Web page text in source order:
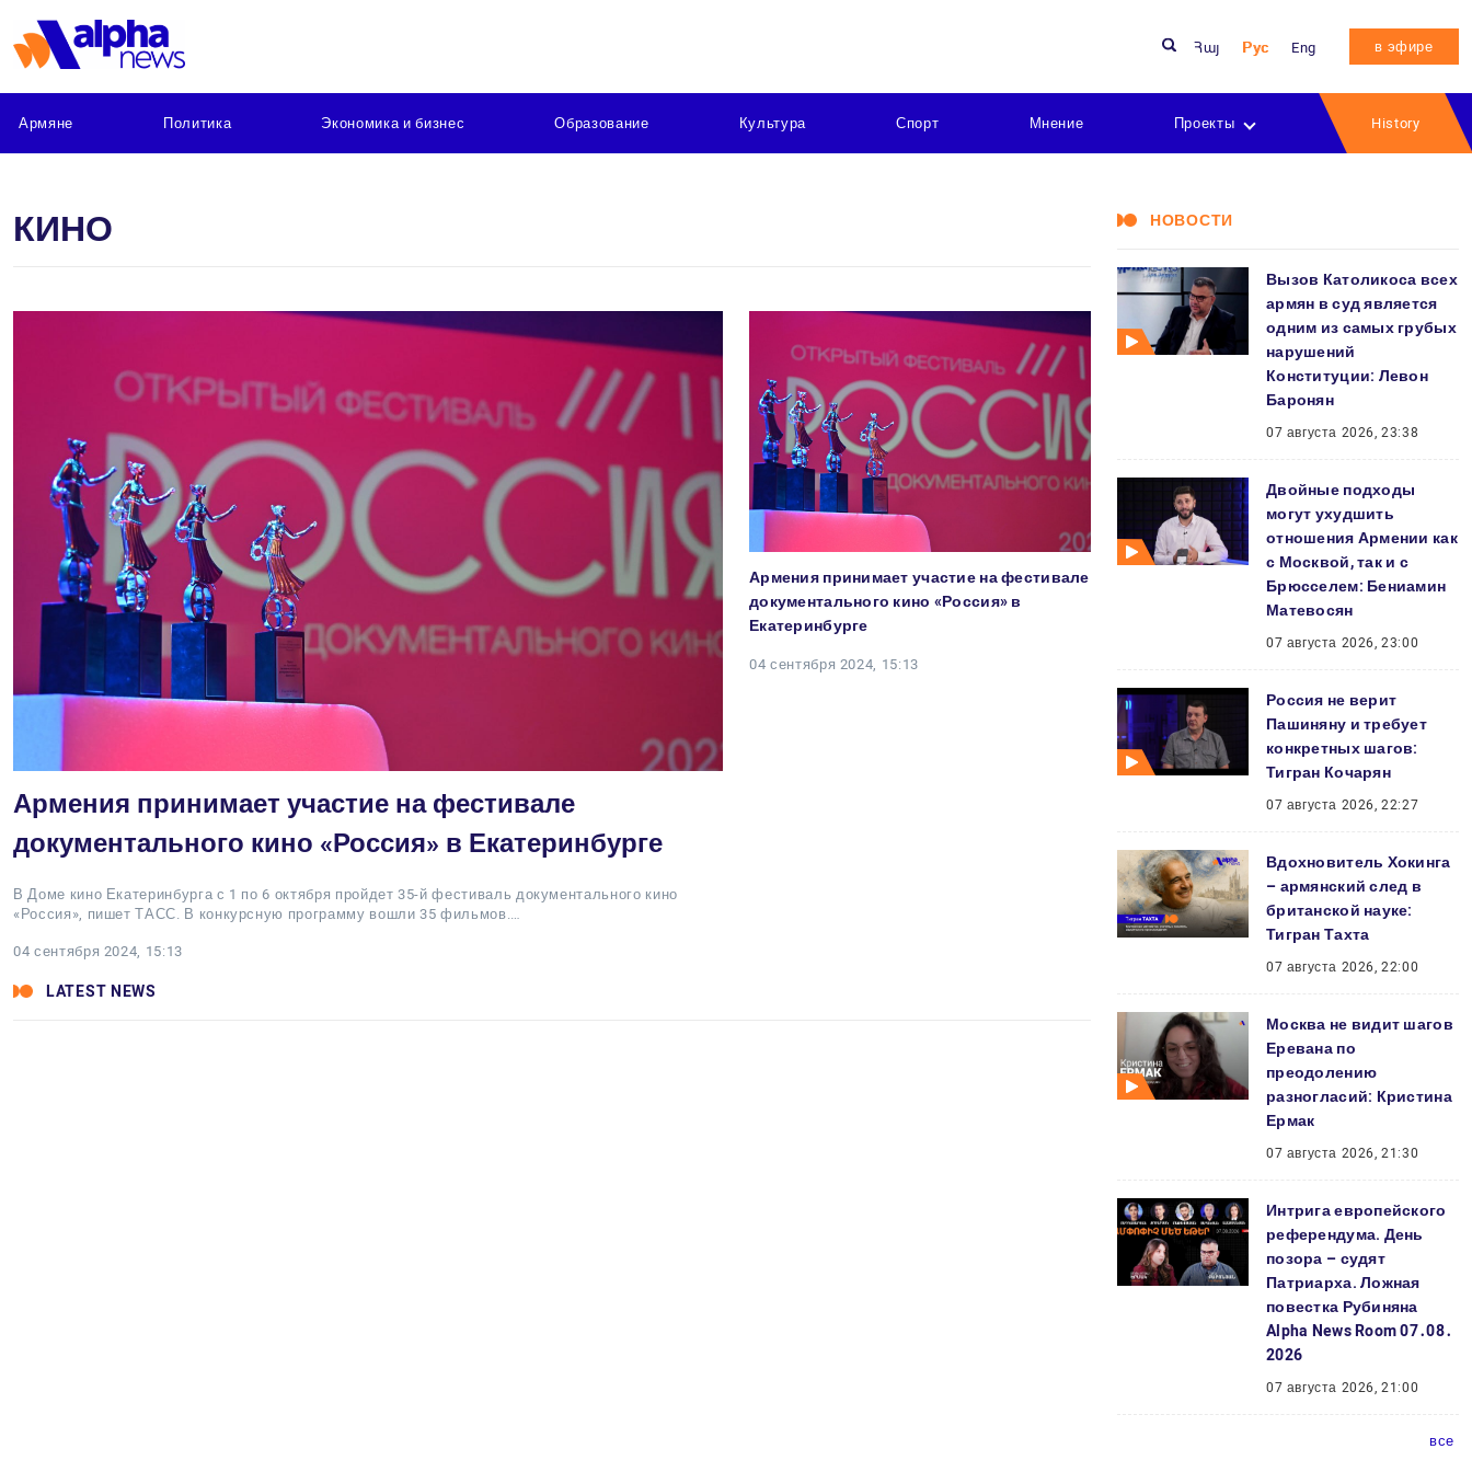
Հայ Рус Eng в эфире
Армяне Политика Экономика и бизнес Образование Культура Спорт Мнение Проекты History
КИНО
Армения принимает участие на фестивале
документального кино «Россия» в Екатеринбурге
В Доме кино Екатеринбурга с 1 по 6 октября пройдет 35-й фестиваль документального кино
«Россия», пишет ТАСС. В конкурсную программу вошли 35 фильмов.…
04 сентября 2024, 15:13
Армения принимает участие на фестивале
документального кино «Россия» в
Екатеринбурге
04 сентября 2024, 15:13
LATEST NEWS
НОВОСТИ
Вызов Католикоса всех
армян в суд является
одним из самых грубых
нарушений
Конституции: Левон
Баронян
07 августа 2026, 23:38
Двойные подходы
могут ухудшить
отношения Армении как
с Москвой, так и с
Брюсселем: Бениамин
Матевосян
07 августа 2026, 23:00
Россия не верит
Пашиняну и требует
конкретных шагов:
Тигран Кочарян
07 августа 2026, 22:27
Вдохновитель Хокинга
– армянский след в
британской науке:
Тигран Тахта
07 августа 2026, 22:00
Москва не видит шагов
Еревана по
преодолению
разногласий: Кристина
Ермак
07 августа 2026, 21:30
Интрига европейского
референдума. День
позора – судят
Патриарха. Ложная
повестка Рубиняна
Alpha News Room 07․08․
2026
07 августа 2026, 21:00
все